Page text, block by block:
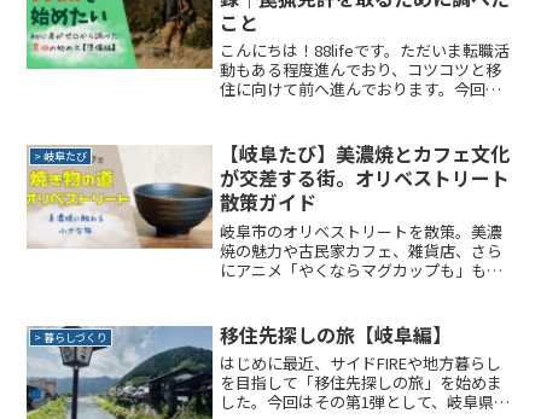
こと
こんにちは！88lifeです。ただいま転職活
動もある程度進んでおり、コツコツと移
住に向けて前へ進んでおります。今回
「狩猟」をテーマに記事を書こうと思い
ます。狩猟につ...
> 岐阜たび
【岐阜たび】美濃焼とカフェ文化
が交差する街。オリベストリート
散策ガイド
岐阜市のオリベストリートを散策。美濃
焼の魅力や古民家カフェ、雑貨店、さら
にアニメ「やくならマグカップも」も紹
> 暮らしづくり 移住先探しの旅【岐阜編】
はじめに最近、サイドFIREや地方暮らし
を目指して「移住先探しの旅」を始めま
した。今回はその第1弾として、岐阜県美